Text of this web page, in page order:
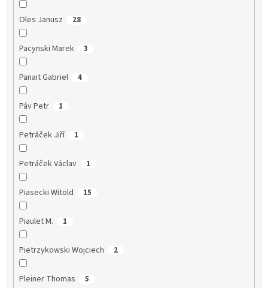
Oles Janusz 28
Pacynski Marek 3
Panait Gabriel 4
Páv Petr 1
Petráček Jiří 1
Petráček Václav 1
Piasecki Witold 15
Piaulet M. 1
Pietrzykowski Wojciech 2
Pleiner Thomas 5